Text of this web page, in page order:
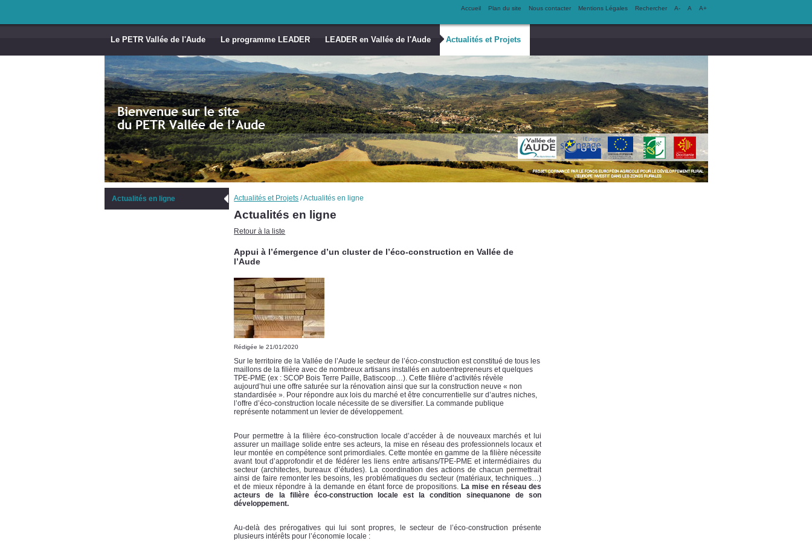
Accueil Plan du site Nous contacter Mentions Légales Rechercher A- A A+
Le PETR Vallée de l'Aude Le programme LEADER LEADER en Vallée de l'Aude Actualités et Projets
Actualités et Projets /Actualités en ligne
Actualités en ligne
Retour à la liste
Appui à l’émergence d’un cluster de l’éco-construction en Vallée de
l’Aude
Rédigée le 21/01/2020
Sur le territoire de la Vallée de l’Aude le secteur de l’éco-construction est constitué de tous les
maillons de la filière avec de nombreux artisans installés en autoentrepreneurs et quelques
TPE-PME (ex : SCOP Bois Terre Paille, Batiscoop…). Cette filière d’activités révèle
aujourd’hui une offre saturée sur la rénovation ainsi que sur la construction neuve « non
standardisée ». Pour répondre aux lois du marché et être concurrentielle sur d’autres niches,
l’offre d’éco-construction locale nécessite de se diversifier. La commande publique
représente notamment un levier de développement.
Pour permettre à la filière éco-construction locale d’accéder à de nouveaux marchés et lui
assurer un maillage solide entre ses acteurs, la mise en réseau des professionnels locaux et
leur montée en compétence sont primordiales. Cette montée en gamme de la filière nécessite
avant tout d’approfondir et de fédérer les liens entre artisans/TPE-PME et intermédiaires du
secteur (architectes, bureaux d’études). La coordination des actions de chacun permettrait
ainsi de faire remonter les besoins, les problématiques du secteur (matériaux, techniques…)
et de mieux répondre à la demande en étant force de propositions. La mise en réseau des
acteurs de la filière éco-construction locale est la condition sinequanone de son
développement.
Au-delà des prérogatives qui lui sont propres, le secteur de l’éco-construction présente
plusieurs intérêts pour l’économie locale :
Actualités en ligne